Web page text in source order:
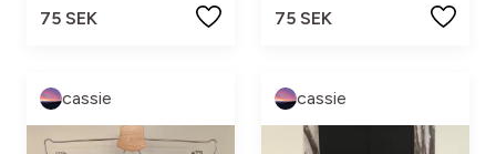
75 SEK
75 SEK
cassie cassie